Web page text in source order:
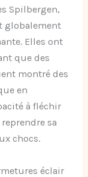
Spilbergen,
globalement
Elles ont
que des
montré des
en
à fléchir
sa
chocs.
éclair